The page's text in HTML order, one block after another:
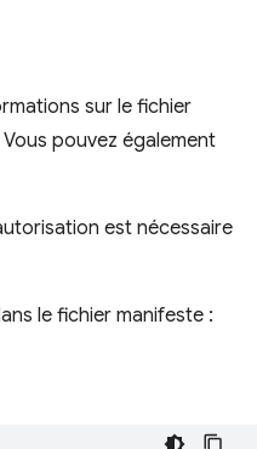
sur le fichier
pouvez également
est nécessaire
le fichier manifeste :